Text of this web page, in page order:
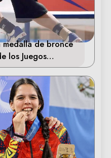
de bronce
los Juegos